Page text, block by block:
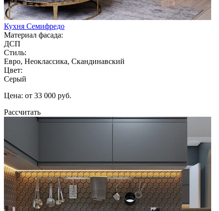
Кухня Семифредо
Материал фасада:
ДСП
Стиль:
Евро, Неоклассика, Скандинавский
Цвет:
Серый
Цена: от 33 000 руб.
Рассчитать